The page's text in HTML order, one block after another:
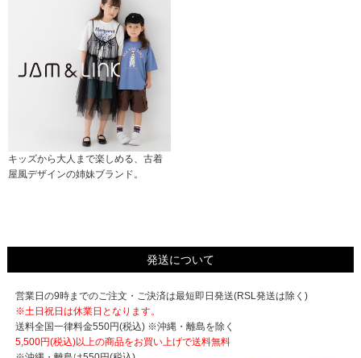
キッズから大人まで楽しめる、古着
屋風デザインの姉妹ブランド。
発送について
営業日の9時までのご注文・ご決済は最短即日発送(RSL発送は除く)
※土日祝日は休業日となります。
送料全国一律料金550円(税込) ※沖縄・離島を除く
5,500円(税込)以上の商品をお買い上げで送料無料